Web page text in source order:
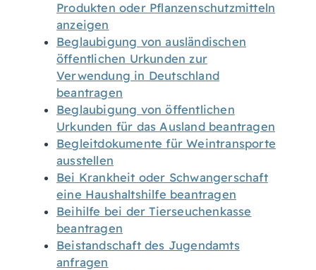
Produkten oder Pflanzenschutzmitteln
anzeigen
Beglaubigung von ausländischen
öffentlichen Urkunden zur
Verwendung in Deutschland
beantragen
Beglaubigung von öffentlichen
Urkunden für das Ausland beantragen
Begleitdokumente für Weintransporte
ausstellen
Bei Krankheit oder Schwangerschaft
eine Haushaltshilfe beantragen
Beihilfe bei der Tierseuchenkasse
beantragen
Beistandschaft des Jugendamts
anfragen